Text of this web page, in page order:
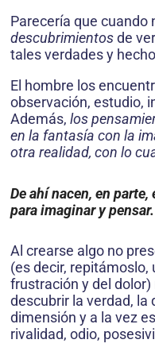
Parecería que cuando
descubrimientosde
tales verdades y
El hombre los
observación, estudio,
Además, los
en la fantasía con la
otra realidad, con lo
De ahí nacen, en
para imaginar y pensar.
Al crearse algo no
(es decir,
frustración y del dolor)
descubrir la verdad, la
dimensión y a la vez
rivalidad, odio,